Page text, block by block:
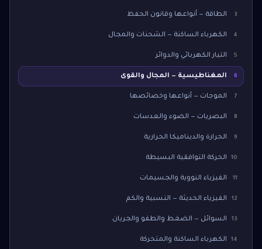
3 الطاقة — أنواعها وقانون الحفظ
4 الكهرباء الساكنة — الشحنات والمجال
5 التيار الكهربائي والدوائر
6 المغناطيسية — المجال والقوى
7 الموجات — أنواعها وخصائصها
8 البصريات — الضوء والعدسات
9 الحرارة والديناميكا الحرارية
10 الحركة التوافقية البسيطة
11 الفيزياء النووية والجسيمات
12 الفيزياء الحديثة — النسبية والكم
13 السوائل — الضغط والطفو والجريان
14 الكهرباء الساكنة والمتحركة